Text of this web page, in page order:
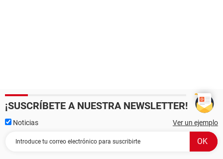
¡SUSCRÍBETE A NUESTRA NEWSLETTER!
Noticias Ver un ejemplo